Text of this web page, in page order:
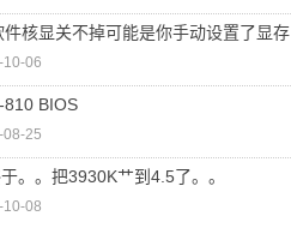
件核显关不掉可能是你手动设置了显存
06
810 BIOS
25
。。把3930K艹到4.5了。。
08